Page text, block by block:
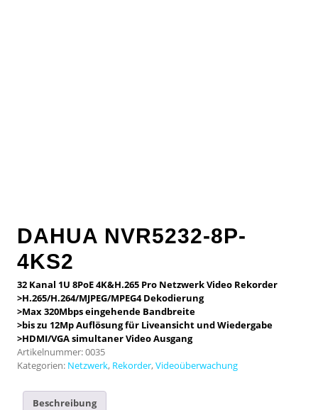
DAHUA NVR5232-8P-
4KS2
32 Kanal 1U 8PoE 4K&H.265 Pro Netzwerk Video Rekorder
>H.265/H.264/MJPEG/MPEG4 Dekodierung
>Max 320Mbps eingehende Bandbreite
>bis zu 12Mp Auflösung für Liveansicht und Wiedergabe
>HDMI/VGA simultaner Video Ausgang
Artikelnummer:0035
Kategorien: Netzwerk, Rekorder,Videoüberwachung
Beschreibung